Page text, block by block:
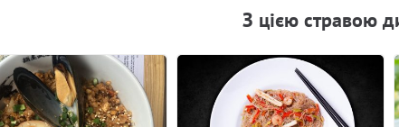
З цiєю стравою